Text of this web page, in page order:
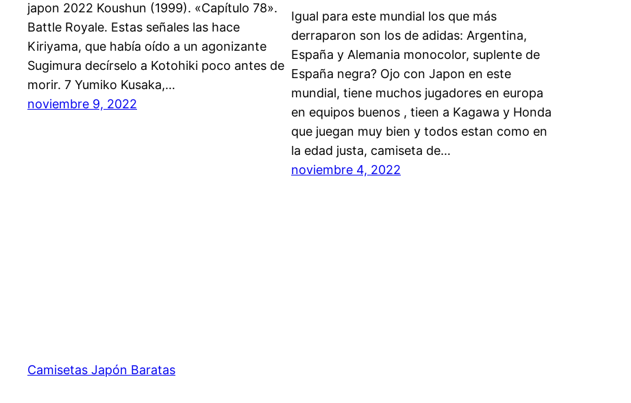
japon 2022 Koushun (1999). «Capítulo 78».
Battle Royale. Estas señales las hace
Kiriyama, que había oído a un agonizante
Sugimura decírselo a Kotohiki poco antes de
morir. 7 Yumiko Kusaka,…
noviembre 9, 2022
Igual para este mundial los que más
derraparon son los de adidas: Argentina,
España y Alemania monocolor, suplente de
España negra? Ojo con Japon en este
mundial, tiene muchos jugadores en europa
en equipos buenos , tieen a Kagawa y Honda
que juegan muy bien y todos estan como en
la edad justa, camiseta de…
noviembre 4, 2022
Camisetas Japón Baratas